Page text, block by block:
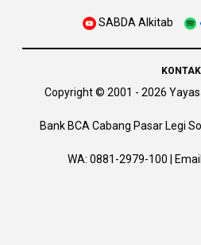
SABDA Alkitab
KONTAK
Copyright© 2001 - 2026
Bank BCA Cabang Pasar Legi
WA: 0881-2979-100 |